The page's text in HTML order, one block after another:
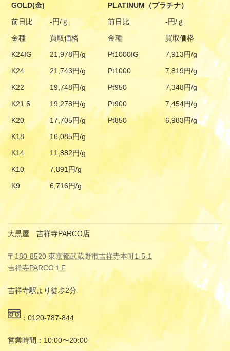
GOLD(金)
PLATINUM（プラチナ）
前日比
-円/ｇ 前日比
-円/ｇ
金種
買取価格 金種
買取価格
K24IG
21,978円/g Pt1000IG
7,913円/g
K24
21,743円/g Pt1000
7,819円/g
K22
19,748円/g Pt950
7,348円/g
K21.6
19,278円/g Pt900
7,454円/g
K20
17,705円/g Pt850
6,983円/g
K18
16,085円/g
K14
11,882円/g
K10
7,891円/g
K9
6,716円/g
大黒屋 吉祥寺PARCO店
〒180-8520 東京都武蔵野市吉祥寺本町1-5-1
吉祥寺PARCO１F
吉祥寺駅より徒歩2分
：0120-787-844
営業時間：10:00〜20:00